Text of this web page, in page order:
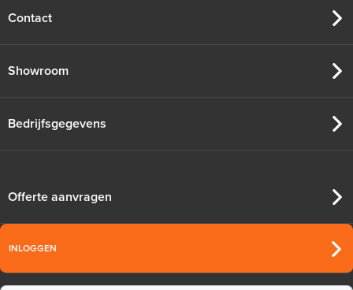
Contact
Showroom
Bedrijfsgegevens
Offerte aanvragen
INLOGGEN